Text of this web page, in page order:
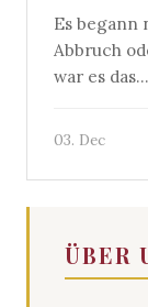
Es begann
Abbruch
war es das...
03. Dec
ÜBER